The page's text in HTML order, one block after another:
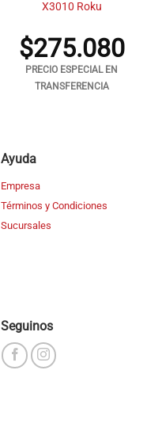
X3010 Roku
$275.080
PRECIO ESPECIAL EN
TRANSFERENCIA
Ayuda
Empresa
Términos y Condiciones
Sucursales
Seguinos